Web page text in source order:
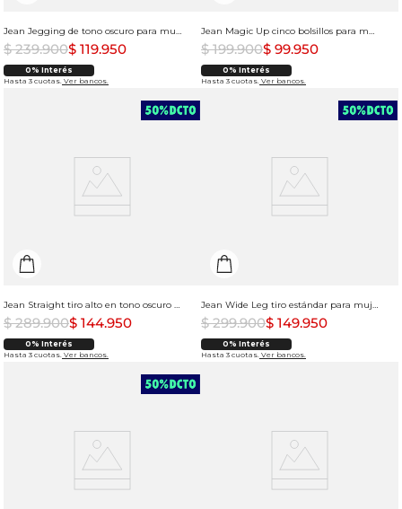
Jean Jegging de tono oscuro para mujer
$ 239.900$ 119.950
0% Interés
Hasta 3 cuotas. Ver bancos.
Jean Magic Up cinco bolsillos para mujer
$ 199.900$ 99.950
0% Interés
Hasta 3 cuotas. Ver bancos.
Jean Straight tiro alto en tono oscuro para mujer
$ 289.900$ 144.950
0% Interés
Hasta 3 cuotas. Ver bancos.
Jean Wide Leg tiro estándar para mujer
$ 299.900$ 149.950
0% Interés
Hasta 3 cuotas. Ver bancos.